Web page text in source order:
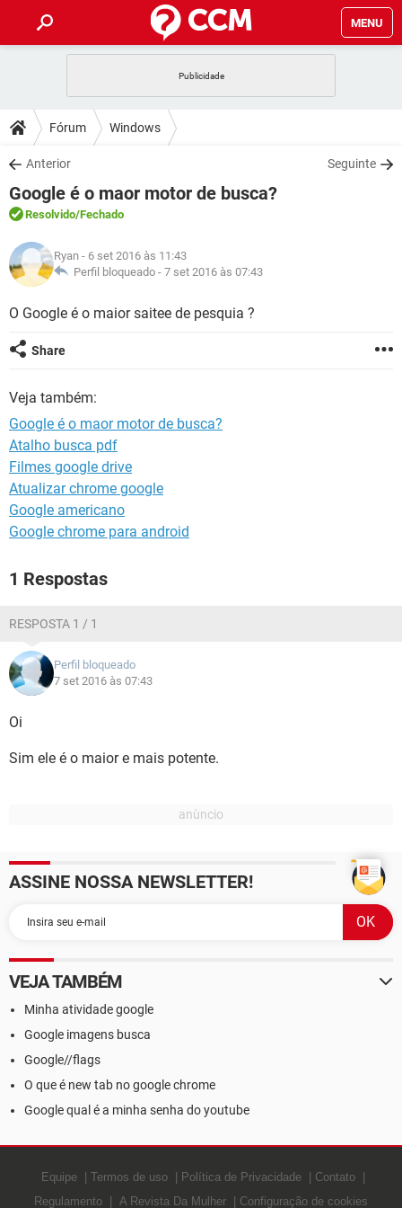
MENU
CELULAR
OUTLOOK
INSTAGRAM GMAIL
GUIA DE COMPRAS
DICAS
JOGOS
OUTLOOK
INSTAGRAM
GUIA DE COMPRAS
DOWNLOADS
JOGOS WHATSAPP
CELULAR
OUTLOOK
INSTAGRAM
GUIA DE COMPRAS
FÓRUM
JOGOS
CELULAR FACEBOOK
GLOSSÁRIO
JOGOS
CELULAR FACEBOOK
OUTLOOK
GUIA DE COMPRAS
Fórum Windows
Anterior Seguinte
Google é o maor motor de busca?
Resolvido/Fechado
Ryan - 6 set 2016 às 11:43
Perfil bloqueado - 7 set 2016 às 07:43
O Google é o maior saitee de pesquia ?
Share
Veja também:
Google é o maor motor de busca?
Atalho busca pdf
Filmes google drive
Atualizar chrome google
Google americano
Google chrome para android
1 Respostas
RESPOSTA 1 / 1
Perfil bloqueado
7 set 2016 às 07:43
Oi
Sim ele é o maior e mais potente.
ASSINE NOSSA NEWSLETTER!
VEJA TAMBÉM
Minha atividade google
Google imagens busca
Google//flags
O que é new tab no google chrome
Google qual é a minha senha do youtube
Equipe Termos de uso Política de Privacidade
Contato
Regulamento
A Revista Da Mulher Configuração de cookies